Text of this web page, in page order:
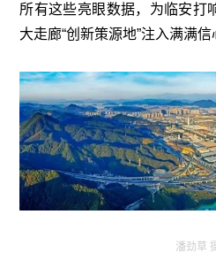
所有这些亮眼数据，为临安打
大走廊“创新策源地”注入满满信
潘劲草